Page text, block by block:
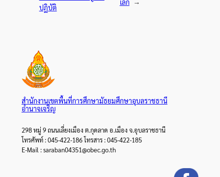
ปฏิบัติ
เล็ก →
สำนักงานเขตพื้นที่การศึกษามัธยมศึกษาอุบลราชธานี
อำนาจเจริญ
298 หมู่ 9 ถนนเลี่ยงเมือง ต.กุดลาด อ.เมือง จ.อุบลราชธานี
โทรศัพท์ : 045-422-186 โทรสาร : 045-422-185
E-Mail : saraban04351@obec.go.th